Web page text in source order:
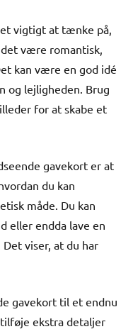
vigtigt at tænke på,
være romantisk,
kan være en god idé
og lejligheden. Brug
for at skabe et
gavekort er at
du kan
måde. Du kan
eller endda lave en
viser, at du har
gavekort til et endnu
ekstra detaljer